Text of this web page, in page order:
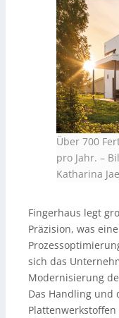
Über 700
pro Jahr. –
Katharina
Fingerhaus legt
Präzision, was
sich das
Modernisierung
Das Handling und